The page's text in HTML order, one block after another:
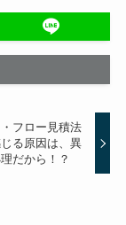
フロー見積法
る原因は、異
だから！？